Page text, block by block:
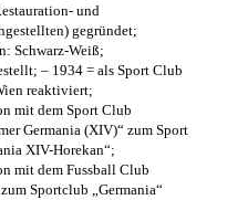
und
gegründet;
Schwarz-Weiß;
– 1934 = als Sport Club
reaktiviert;
mit dem Sport Club
Germania (XIV)“ zum Sport
XIV-Horekan“;
mit dem Fussball Club
Sportclub „Germania“